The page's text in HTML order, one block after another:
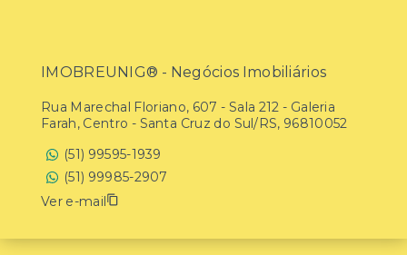
IMOBREUNIG® - Negócios Imobiliários
Rua Marechal Floriano, 607 - Sala 212 - Galeria
Farah, Centro - Santa Cruz do Sul/RS, 96810052
(51) 99595-1939
(51) 99985-2907
Ver e-mail